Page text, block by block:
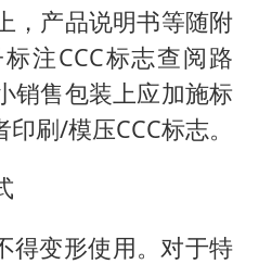
，产品说明书等随附
注CCC标志查阅路
销售包装上应加施标
刷/模压CCC标志。
得变形使用。对于特